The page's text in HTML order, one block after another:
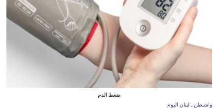
ضغط الدم
واشنطن ـ لبنان اليوم